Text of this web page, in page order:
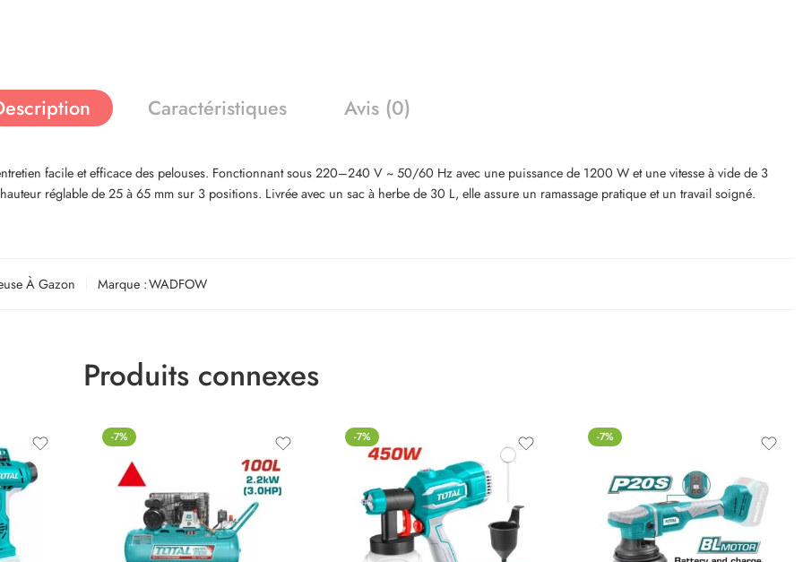
Caractéristiques Avis (0)
facile et efficace des pelouses. Fonctionnant sous 220–240 V ~ 50/60 Hz avec une puissance de 1200 W et une vitesse à vide de 3
réglable de 25 à 65 mm sur 3 positions. Livrée avec un sac à herbe de 30 L, elle assure un ramassage pratique et un travail soigné.
À Gazon Marque :WADFOW
Produits connexes
-7% -7% -7%